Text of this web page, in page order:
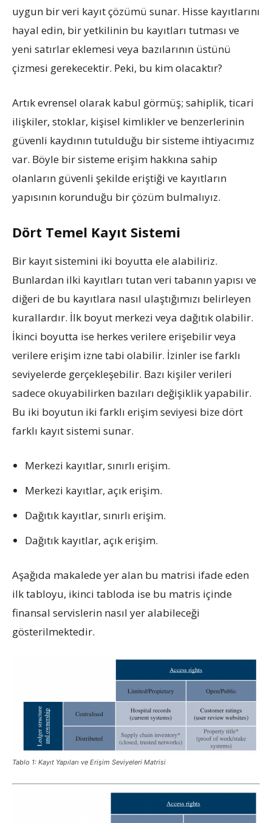
uygun bir veri kayıt çözümü sunar. Hisse kayıtlarını
hayal edin, bir yetkilinin bu kayıtları tutması ve
yeni satırlar eklemesi veya bazılarının üstünü
çizmesi gerekecektir. Peki, bu kim olacaktır?
Artık evrensel olarak kabul görmüş; sahiplik, ticari
ilişkiler, stoklar, kişisel kimlikler ve benzerlerinin
güvenli kaydının tutulduğu bir sisteme ihtiyacımız
var. Böyle bir sisteme erişim hakkına sahip
olanların güvenli şekilde eriştiği ve kayıtların
yapısının korunduğu bir çözüm bulmalıyız.
Dört Temel Kayıt Sistemi
Bir kayıt sistemini iki boyutta ele alabiliriz.
Bunlardan ilki kayıtları tutan veri tabanın yapısı ve
diğeri de bu kayıtlara nasıl ulaştığımızı belirleyen
kurallardır. İlk boyut merkezi veya dağıtık olabilir.
İkinci boyutta ise herkes verilere erişebilir veya
verilere erişim izne tabi olabilir. İzinler ise farklı
seviyelerde gerçekleşebilir. Bazı kişiler verileri
sadece okuyabilirken bazıları değişiklik yapabilir.
Bu iki boyutun iki farklı erişim seviyesi bize dört
farklı kayıt sistemi sunar.
Merkezi kayıtlar, sınırlı erişim.
Merkezi kayıtlar, açık erişim.
Dağıtık kayıtlar, sınırlı erişim.
Dağıtık kayıtlar, açık erişim.
Aşağıda makalede yer alan bu matrisi ifade eden
ilk tabloyu, ikinci tabloda ise bu matris içinde
finansal servislerin nasıl yer alabileceği
gösterilmektedir.
Tablo 1: Kayıt Yapıları ve Erişim Seviyeleri Matrisi